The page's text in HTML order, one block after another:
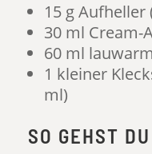
15 g Aufheller
30 ml Cream-
60 ml
1 kleiner
ml)
SO GEHST